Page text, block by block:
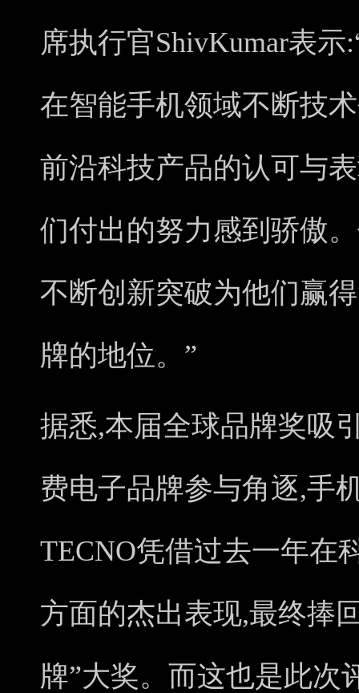
席执行官ShivKumar表
在智能手机领域不断技
前沿科技产品的认可与
们付出的努力感到骄傲
不断创新突破为他们赢
牌的地位。”
据悉,本届全球品牌奖吸
费电子品牌参与角逐,手
TECNO凭借过去一年在
方面的杰出表现,最终捧
牌”大奖。而这也是此次